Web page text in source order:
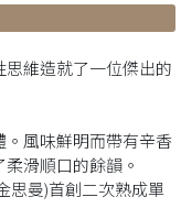
維造就了一位傑出的
風味鮮明而帶有辛香
滑順口的餘韻。
思曼)首創二次熟成單